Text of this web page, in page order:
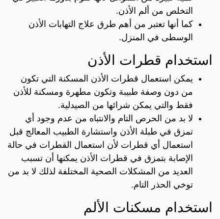
التخلص من ألم الأذن.
كما أنها تعتبر من أهم طرق علاج التهابات الأذن
الوسطى في المنزل.
استخدام قطرات الأذن
يمكن استعمال قطرات الأذن المسكنة التي تكون
من دون وصفة طبيبة وتكون مطهرة ومسكنة للأذن
فقط والتي يمكن شرائها من الصيدلية.
لا بد من الحرص التام والانتباه من عدم وجود أي
تمزق في طبلة الأذن واستشارة الطبيب المعالج قبل
استعمال أي قطرات لأن استعمال القطرات في حالة
الإصابة بتمزق في قطرات الأذن يمكنها أن تسبب
العديد من المشكلات الصحية المختلفة لذلك لا بد من
توخي الحذر التام.
استخدام مسكنات الألم